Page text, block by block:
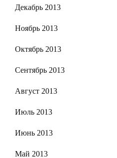
Декабрь 2013
Ноябрь 2013
Октябрь 2013
Сентябрь 2013
Август 2013
Июль 2013
Июнь 2013
Май 2013